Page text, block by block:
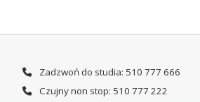
Zadzwoń do studia: 510 777 666
Czujny non stop: 510 777 222